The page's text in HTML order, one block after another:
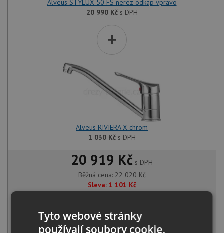
Alveus STYLUX 50 FS nerez odkap vpravo
20 990 Kčs DPH
+
Alveus RIVIERA X chrom
1 030 Kčs DPH
20 919 Kč s DPH
Běžná cena: 22 020 Kč
Sleva: 1 101 Kč
KOUPIT
Tyto webové stránky
používají soubory cookie.